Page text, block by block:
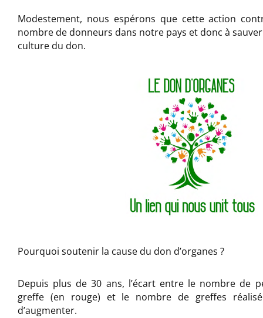
Modestement, nous espérons que cette action
nombre de donneurs dans notre pays et donc à
culture du don.
Pourquoi soutenir la cause du don d’organes ?
Depuis plus de 30 ans, l’écart entre le nombre de
greffe (en rouge) et le nombre de greffes
d’augmenter.